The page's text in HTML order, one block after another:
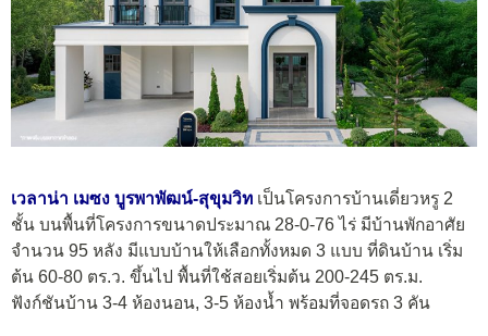
เวลาน่า เมซง บูรพาพัฒน์-สุขุมวิท เป็นโครงการบ้านเดี่ยวหรู 2
ชั้น บนพื้นที่โครงการขนาดประมาณ 28-0-76 ไร่ มีบ้านพักอาศัย
จำนวน 95 หลัง มีแบบบ้านให้เลือกทั้งหมด 3 แบบ ที่ดินบ้าน เริ่ม
ต้น 60-80 ตร.ว. ขึ้นไป พื้นที่ใช้สอยเริ่มต้น 200-245 ตร.ม.
ฟังก์ชันบ้าน 3-4 ห้องนอน, 3-5 ห้องน้ำ พร้อมที่จอดรถ 3 คัน